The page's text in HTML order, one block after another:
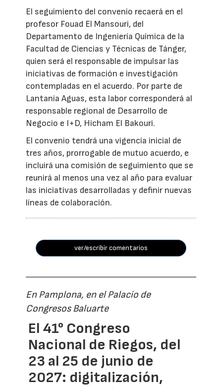
El seguimiento del convenio recaerá en el
profesor Fouad El Mansouri, del
Departamento de Ingeniería Química de la
Facultad de Ciencias y Técnicas de Tánger,
quien será el responsable de impulsar las
iniciativas de formación e investigación
contempladas en el acuerdo. Por parte de
Lantania Aguas, esta labor corresponderá al
responsable regional de Desarrollo de
Negocio e I+D, Hicham El Bakouri.
El convenio tendrá una vigencia inicial de
tres años, prorrogable de mutuo acuerdo, e
incluirá una comisión de seguimiento que se
reunirá al menos una vez al año para evaluar
las iniciativas desarrolladas y definir nuevas
líneas de colaboración.
ver/escribir comentarios
En Pamplona, en el Palacio de
Congresos Baluarte
El 41° Congreso
Nacional de Riegos, del
23 al 25 de junio de
2027: digitalización,